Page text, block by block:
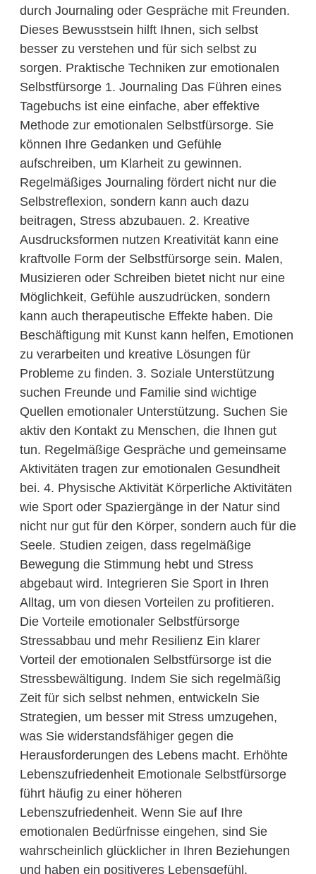
durch Journaling oder Gespräche mit Freunden.
Dieses Bewusstsein hilft Ihnen, sich selbst
besser zu verstehen und für sich selbst zu
sorgen. Praktische Techniken zur emotionalen
Selbstfürsorge 1. Journaling Das Führen eines
Tagebuchs ist eine einfache, aber effektive
Methode zur emotionalen Selbstfürsorge. Sie
können Ihre Gedanken und Gefühle
aufschreiben, um Klarheit zu gewinnen.
Regelmäßiges Journaling fördert nicht nur die
Selbstreflexion, sondern kann auch dazu
beitragen, Stress abzubauen. 2. Kreative
Ausdrucksformen nutzen Kreativität kann eine
kraftvolle Form der Selbstfürsorge sein. Malen,
Musizieren oder Schreiben bietet nicht nur eine
Möglichkeit, Gefühle auszudrücken, sondern
kann auch therapeutische Effekte haben. Die
Beschäftigung mit Kunst kann helfen, Emotionen
zu verarbeiten und kreative Lösungen für
Probleme zu finden. 3. Soziale Unterstützung
suchen Freunde und Familie sind wichtige
Quellen emotionaler Unterstützung. Suchen Sie
aktiv den Kontakt zu Menschen, die Ihnen gut
tun. Regelmäßige Gespräche und gemeinsame
Aktivitäten tragen zur emotionalen Gesundheit
bei. 4. Physische Aktivität Körperliche Aktivitäten
wie Sport oder Spaziergänge in der Natur sind
nicht nur gut für den Körper, sondern auch für die
Seele. Studien zeigen, dass regelmäßige
Bewegung die Stimmung hebt und Stress
abgebaut wird. Integrieren Sie Sport in Ihren
Alltag, um von diesen Vorteilen zu profitieren.
Die Vorteile emotionaler Selbstfürsorge
Stressabbau und mehr Resilienz Ein klarer
Vorteil der emotionalen Selbstfürsorge ist die
Stressbewältigung. Indem Sie sich regelmäßig
Zeit für sich selbst nehmen, entwickeln Sie
Strategien, um besser mit Stress umzugehen,
was Sie widerstandsfähiger gegen die
Herausforderungen des Lebens macht. Erhöhte
Lebenszufriedenheit Emotionale Selbstfürsorge
führt häufig zu einer höheren
Lebenszufriedenheit. Wenn Sie auf Ihre
emotionalen Bedürfnisse eingehen, sind Sie
wahrscheinlich glücklicher in Ihren Beziehungen
und haben ein positiveres Lebensgefühl.